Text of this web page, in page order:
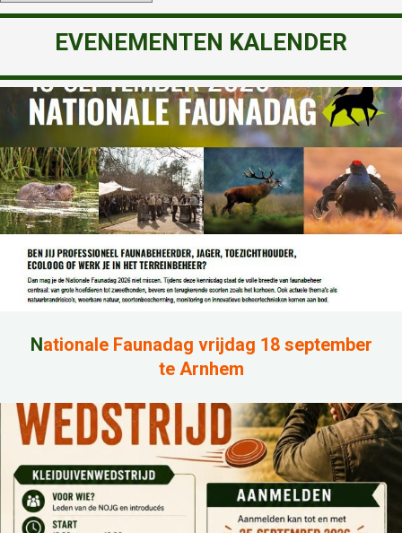
EVENEMENTEN KALENDER
Nationale Faunadag vrijdag 18 september
te Arnhem